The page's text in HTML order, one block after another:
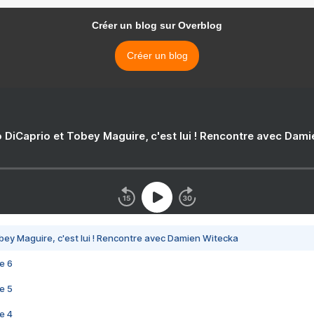
Créer un blog sur Overblog
Créer un blog
DiCaprio et Tobey Maguire, c'est lui ! Rencontre avec
Maguire, c'est lui ! Rencontre avec Damien Witecka
6
5
4